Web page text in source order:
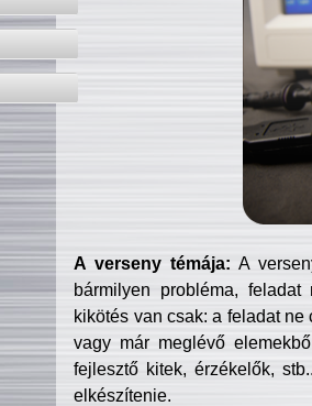
A verseny témája: A
bármilyen probléma, feladat
kikötés van csak: a feladat
vagy már meglévő
fejlesztő kitek, érzékelők,
elkészítenie.